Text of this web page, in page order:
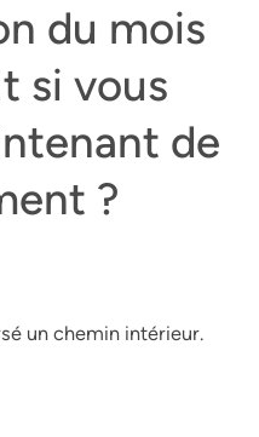
du mois
si vous
de
?
un chemin intérieur.